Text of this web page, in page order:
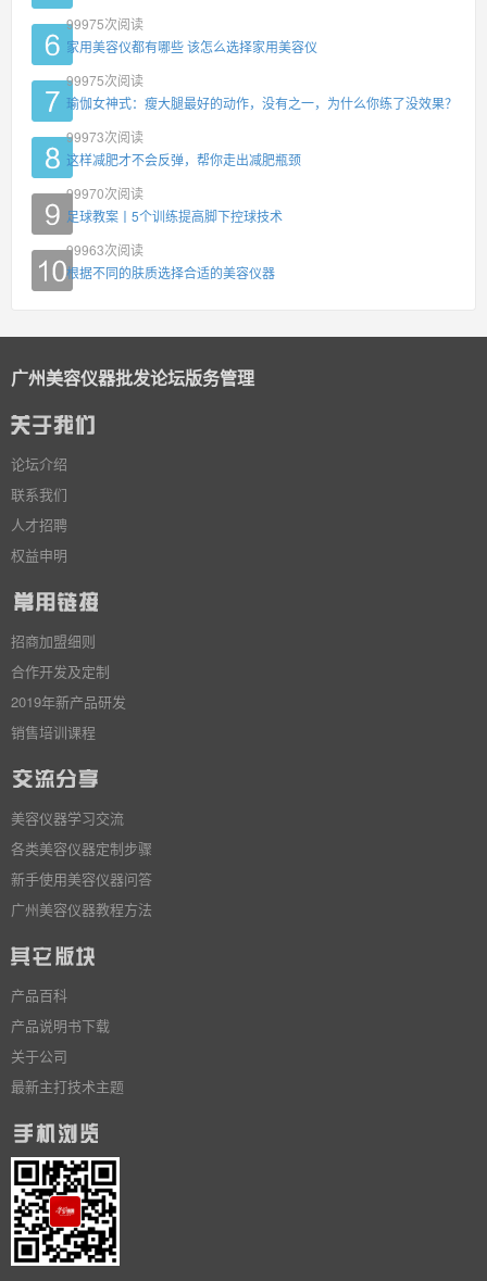
99975次阅读
家用美容仪都有哪些 该怎么选择家用美容仪
99975次阅读
瑜伽女神式：瘦大腿最好的动作，没有之一，为什么你练了没效果？
99973次阅读
这样减肥才不会反弹，帮你走出减肥瓶颈
99970次阅读
足球教案丨5个训练提高脚下控球技术
99963次阅读
根据不同的肤质选择合适的美容仪器
广州美容仪器批发论坛版务管理
论坛介绍
联系我们
人才招聘
权益申明
招商加盟细则
合作开发及定制
2019年新产品研发
销售培训课程
美容仪器学习交流
各类美容仪器定制步骤
新手使用美容仪器问答
广州美容仪器教程方法
产品百科
产品说明书下载
关于公司
最新主打技术主题